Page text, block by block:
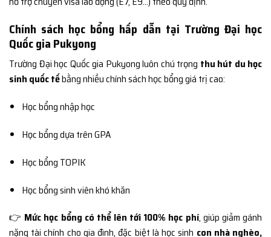
Chính sách học bổng hấp dẫn tại Trường Đại học
Quốc gia Pukyong
Trường Đại học Quốc gia Pukyong luôn chú trọng thu hút du học
sinh quốc tếbằng nhiều chính sách học bổng giá trị cao:
Học bổng nhập học
Học bổng dựa trên GPA
Học bổng TOPIK
Học bổng sinh viên khó khăn
👉 Mức học bổng có thể lên tới 100% học phí, giúp giảm gánh
nặng tài chính cho gia đình, đặc biệt là học sinh con nhà nghèo,